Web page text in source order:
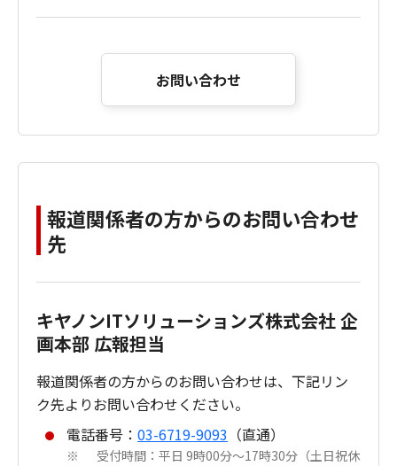
お問い合わせ
報道関係者の方からのお問い合わせ
先
キヤノンITソリューションズ株式会社企
画本部 広報担当
報道関係者の方からのお問い合わせは、下記リン
ク先よりお問い合わせください。
電話番号： 03-6719-9093 （直通）
※
受付時間：平日 9時00分～17時30分（土日祝休